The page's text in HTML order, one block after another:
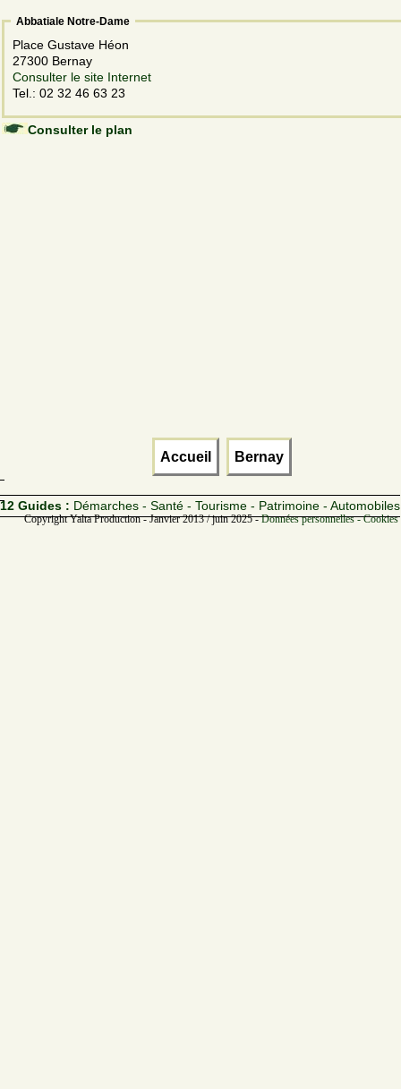
Abbatiale Notre-Dame
Place Gustave Héon
27300 Bernay
Consulter le site Internet
Tel.: 02 32 46 63 23
Consulter le plan
Accueil Bernay
12 Guides : Démarches - Santé - Tourisme - Patrimoine - Automobiles
Copyright Yalta Production - Janvier 2013 / juin 2025 -Données personnelles -